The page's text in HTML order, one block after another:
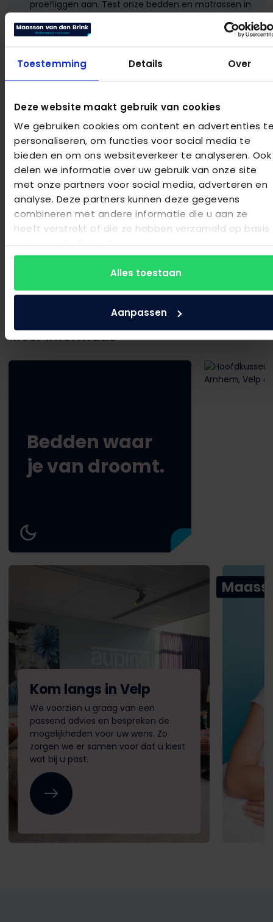
Toestemming Details Over
Deze website maakt gebruik van cookies
We gebruiken cookies om content en advertenties
personaliseren, om functies voor social media te
bieden en om ons websiteverkeer te analyseren. Ook
delen we informatie over uw gebruik van onze site
met onze partners voor social media, adverteren en
analyse. Deze partners kunnen deze gegevens
combineren met andere informatie die u aan ze
heeft verstrekt of die ze hebben verzameld op basis
Alles toestaan
Aanpassen
proefliggen aan. Test onze bedden en matrassen in
Uitgebreide garantie:
waarborgen.
Bezoek onze showroom!
Rozendaalselaan 15
6881 KX, Velp
velp@maassenvandenbrink.nl
Meer informatie
Bedden waar
je van droomt.
Kom langs in Velp
We voorzien u graag van een
passend advies en bespreken de
mogelijkheden voor uw wens. Zo
zorgen we er samen voor dat u kiest
wat bij u past.